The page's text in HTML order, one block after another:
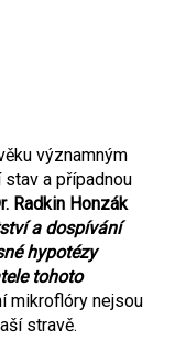
významným
a případnou
Radkin Honzák
a dospívání
hypotézy
tohoto
mikroflóry nejsou
stravě.